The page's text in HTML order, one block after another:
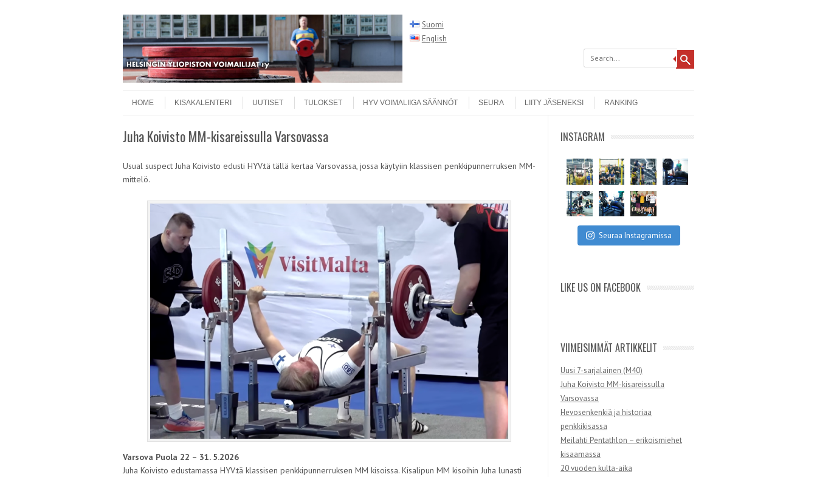
Suomi
English
Menu
HOME
KISAKALENTERI UUTISET TULOKSET HYV VOIMALIIGA SÄÄNNÖT SEURA LIITY JÄSENEKSI RANKING
Juha Koivisto MM-kisareissulla Varsovassa
Usual suspect Juha Koivisto edusti HYV:tä tällä kertaa Varsovassa, jossa käytyiin klassisen penkkipunnerruksen MM-
mittelö.
Varsova Puola 22 – 31. 5.2026
Juha Koivisto edustamassa HYV:tä klassisen penkkipunnerruksen MM kisoissa. Kisalipun MM kisoihin Juha lunasti
INSTAGRAM
Seuraa Instagramissa
LIKE US ON FACEBOOK
VIIMEISIMMÄT ARTIKKELIT
Uusi 7-sarjalainen (M40)
Juha Koivisto MM-kisareissulla
Varsovassa
Hevosenkenkiä ja historiaa
penkkikisassa
Meilahti Pentathlon – erikoismiehet
kisaamassa
20 vuoden kulta-aika